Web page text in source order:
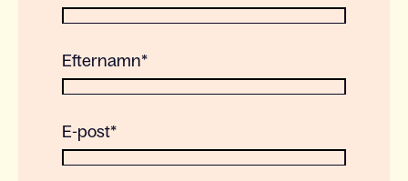
Efternamn*
E-post*